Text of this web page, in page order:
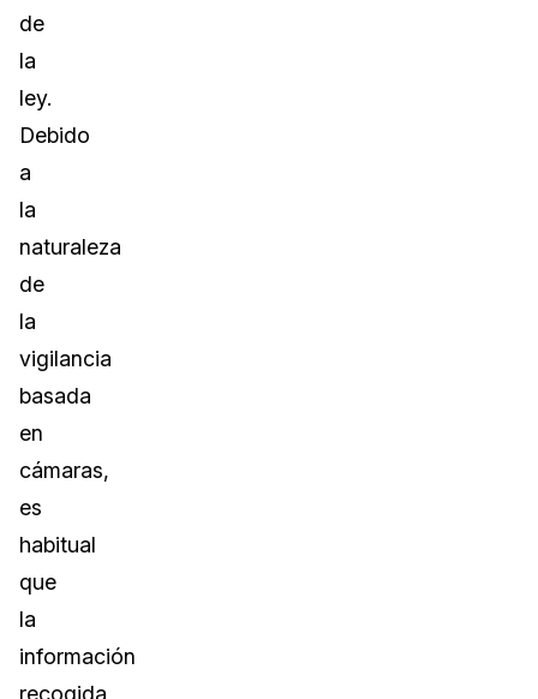
de
la
ley.
Debido
a
la
naturaleza
de
la
vigilancia
basada
en
cámaras,
es
habitual
que
la
información
recogida